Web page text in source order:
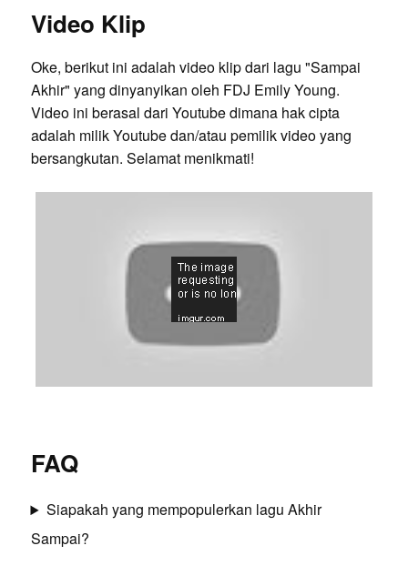
Video Klip
Oke, berikut ini adalah video klip dari lagu "Sampai
Akhir" yang dinyanyikan oleh FDJ Emily Young.
Video ini berasal dari Youtube dimana hak cipta
adalah milik Youtube dan/atau pemilik video yang
bersangkutan. Selamat menikmati!
FAQ
Siapakah yang mempopulerkan lagu Akhir
Sampai?